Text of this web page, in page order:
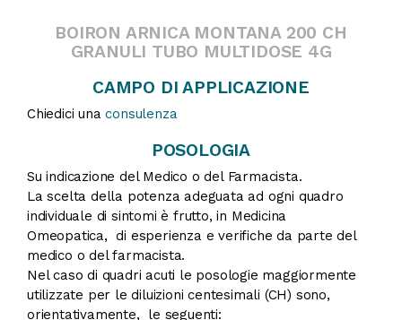
BOIRON ARNICA MONTANA 200 CH
GRANULI TUBO MULTIDOSE 4G
CAMPO DI APPLICAZIONE
Chiedici unaconsulenza
POSOLOGIA
Su indicazione del Medico o del Farmacista.
La scelta della potenza adeguata ad ogni quadro
individuale di sintomi è frutto, in Medicina
Omeopatica, di esperienza e verifiche da parte del
medico o del farmacista.
Nel caso di quadri acuti le posologie maggiormente
utilizzate per le diluizioni centesimali (CH) sono,
orientativamente, le seguenti: